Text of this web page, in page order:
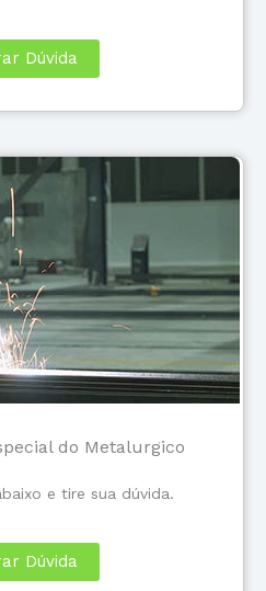
Dúvida
do Metalurgico
e tire sua dúvida.
Dúvida